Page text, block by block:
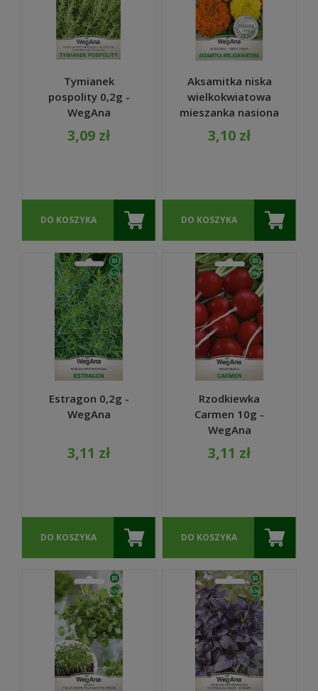
Tymianek
pospolity 0,2g -
WegAna
3,09 zł
DO KOSZYKA
Aksamitka niska
wielkokwiatowa
mieszanka nasiona
1g - WegAna
3,10 zł
DO KOSZYKA
Estragon 0,2g -
WegAna
3,11 zł
DO KOSZYKA
Rzodkiewka
Carmen 10g -
WegAna
3,11 zł
DO KOSZYKA